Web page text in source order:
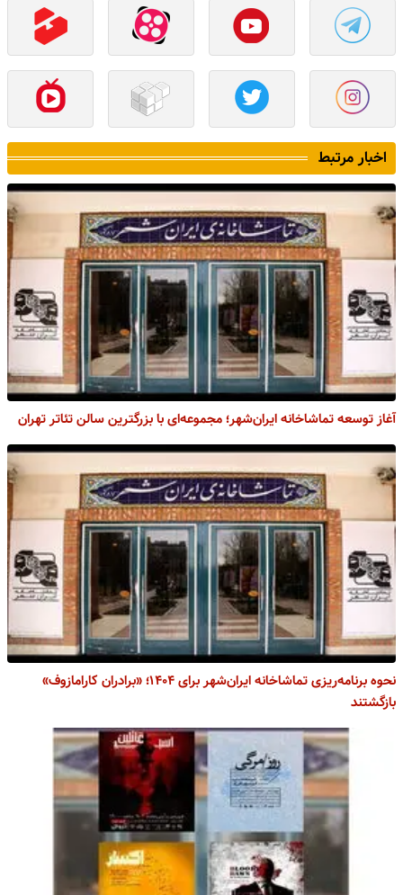
اخبار مرتبط
آغاز توسعه تماشاخانه ایران‌شهر؛ مجموعه‌ای با بزرگترین سالن تئاتر تهران
نحوه برنامه‌ریزی تماشاخانه ایران‌شهر برای ۱۴۰۴؛ «برادران کارامازوف»
بازگشتند